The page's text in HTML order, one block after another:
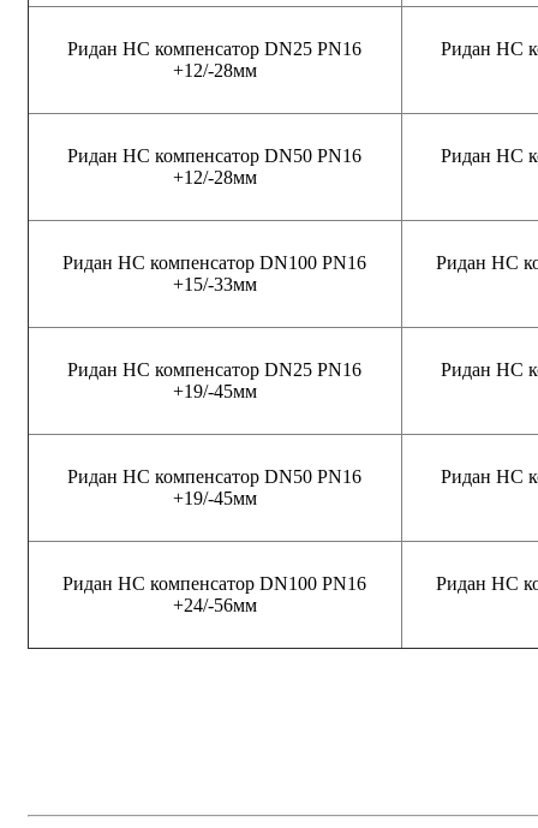
Ридан НС компенсатор DN25 PN16
+12/-28мм
Ридан НС
Ридан НС компенсатор DN50 PN16
+12/-28мм
Ридан НС
Ридан НС компенсатор DN100 PN16
+15/-33мм
Ридан НС
Ридан НС компенсатор DN25 PN16
+19/-45мм
Ридан НС
Ридан НС компенсатор DN50 PN16
+19/-45мм
Ридан НС
Ридан НС компенсатор DN100 PN16
+24/-56мм
Ридан НС